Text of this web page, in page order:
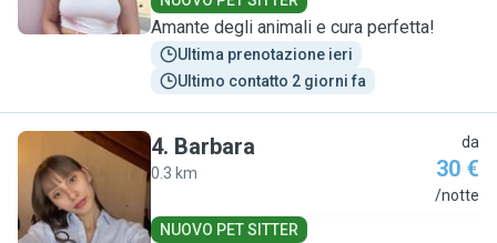
Amante degli animali e cura perfetta!
Ultima prenotazione ieri
Ultimo contatto 2 giorni fa
B
4. Barbara
0.3 km
da
30 €
/notte
NUOVO PET SITTER